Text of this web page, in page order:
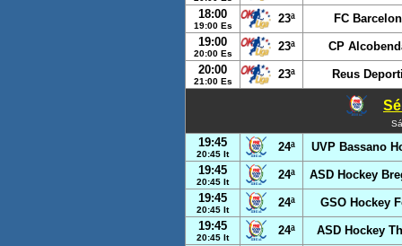
18:00
19:00 Es
23ª
FC
19:00
20:00 Es
23ª
CP
20:00
21:00 Es
23ª Reus
19:45
20:45 It
24ª
UVP Bassano
19:45
20:45 It
24ª
ASD Hockey
19:45
20:45 It
24ª
GSO Hockey
19:45
20:45 It
24ª
ASD Hockey